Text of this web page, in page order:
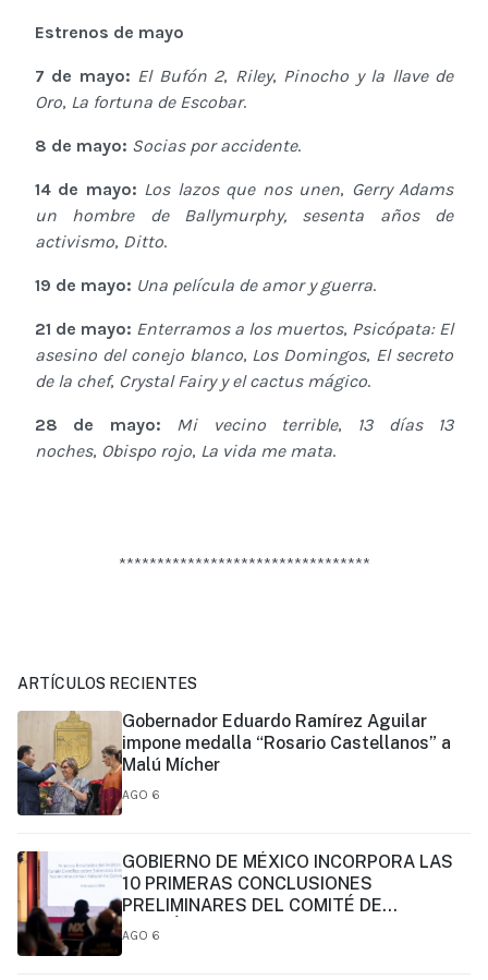
Estrenos de mayo
7 de mayo: El Bufón 2, Riley, Pinocho y la llave de
Oro, La fortuna de Escobar.
8 de mayo: Socias por accidente.
14 de mayo: Los lazos que nos unen, Gerry Adams
un hombre de Ballymurphy, sesenta años de
activismo, Ditto.
19 de mayo: Una película de amor y guerra.
21 de mayo: Enterramos a los muertos, Psicópata: El
asesino del conejo blanco, Los Domingos, El secreto
de la chef, Crystal Fairy y el cactus mágico.
28 de mayo: Mi vecino terrible, 13 días 13
noches, Obispo rojo, La vida me mata.
*********************************
ARTÍCULOS RECIENTES
Gobernador Eduardo Ramírez Aguilar
impone medalla “Rosario Castellanos” a
Malú Mícher
AGO 6
GOBIERNO DE MÉXICO INCORPORA LAS
10 PRIMERAS CONCLUSIONES
PRELIMINARES DEL COMITÉ DE
CIENTÍFICOS Y ESPECIALISTAS PARA EL
AGO 6